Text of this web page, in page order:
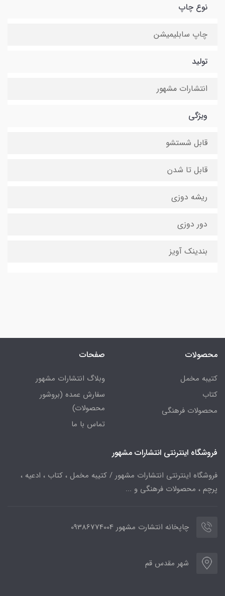
نوع چاپ
چاپ سابلیمیشن
تولید
انتشارات مشهور
ویژگی
قابل شستشو
قابل تا شدن
ریشه دوزی
دور دوزی
بندینک آویز
محصولات
کتیبه مخمل
کتاب
محصولات فرهنگی
صفحات
وبلاگ انتشارات مشهور
سفارش عمده (بروشور
محصولات)
تماس با ما
فروشگاه اینترنتی انتشارات مشهور
فروشگاه اینترنتی انتشارات مشهور / کتیبه مخمل ، کتاب ، ادعیه ،
پرچم ، محصولات فرهنگی و ...
چاپخانه انتشارت مشهور 09386774004
شهر مقدس قم